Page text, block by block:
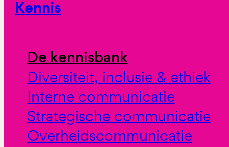
Kennis
De kennisbank
Diversiteit, inclusie & ethiek
Interne communicatie
Strategische communicatie
Overheidscommunicatie